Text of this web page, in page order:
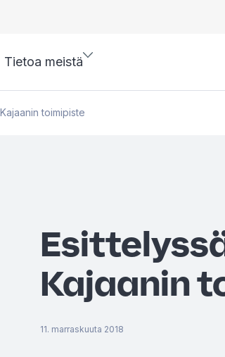
Tietoa meistä
toimipiste
Kajaanin
11. marraskuuta 2018